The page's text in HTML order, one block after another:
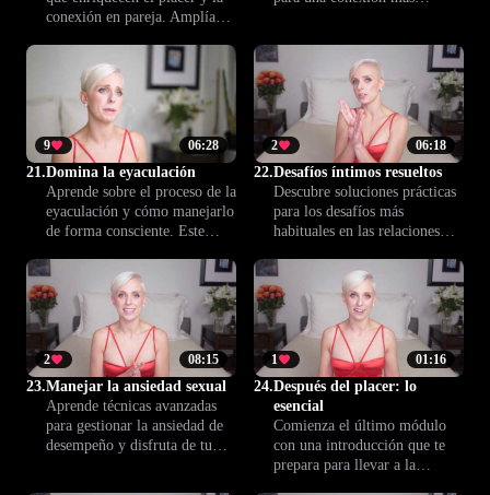
conexión en pareja. Amplía
descubre una nueva forma de
disfrutar cada encuentro
juntos.
pausas, intensificando el
placer compartido.
06:28
9
21.Domina la eyaculación
Aprende sobre el proceso de la
eyaculación y cómo manejarlo
de forma consciente. Este
herramientas para lograr más
control, satisfacción
compartida y una vida íntima
más plena y confiada.
06:18
2
22.Desafíos íntimos resueltos
Descubre soluciones prácticas
para los desafíos más
habituales en las relaciones
comunicación y crea un
ambiente íntimo más
confortable y satisfactorio
para ambos.
08:15
2
23.Manejar la ansiedad sexual
Aprende técnicas avanzadas
para gestionar la ansiedad de
desempeño y disfruta de tu
01:16
1
24.Después del placer: lo
esencial
Comienza el último módulo
con una introducción que te
prepara para llevar a la